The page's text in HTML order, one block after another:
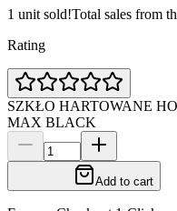
1 unit sold!Total sales from
Rating
SZKŁO HARTOWANE
MAX BLACK
Add to cart